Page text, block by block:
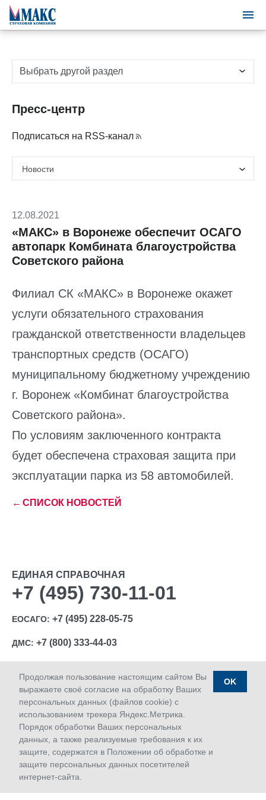
Пресс-центр
Подписаться на RSS-канал
12.08.2021
«МАКС» в Воронеже обеспечит ОСАГО
автопарк Комбината благоустройства
Советского района
Филиал СК «МАКС» в Воронеже окажет
услуги обязательного страхования
гражданской ответственности владельцев
транспортных средств (ОСАГО)
муниципальному бюджетному учреждению
г. Воронеж «Комбинат благоустройства
Советского района».
По условиям заключенного контракта
будет обеспечена страховая защита при
эксплуатации парка из 58 автомобилей.
← СПИСОК НОВОСТЕЙ
Выбрать другой раздел
Продолжая пользование настоящим сайтом Вы
выражаете своё согласие на обработку Ваших
персональных данных (файлов cookie) с
использованием трекера Яндекс.Метрика.
Порядок обработки Ваших персональных
данных, а также реализуемые требования к их
защите, содержатся в Положении об обработке и
защите персональных данных посетителей
интернет-сайта.
OK
Сервисы
ЕДИНАЯ СПРАВОЧНАЯ
+7 (495) 730-11-01
ЕОСАГО: +7 (495) 228-05-75
ДМС: +7 (800) 333-44-03
Ⓒ 1992-2026 АО «МАКС»
Лицензии Банка России: ОС № 1427-03, ОС № 1427-04,
ОС № 1427-05, СЛ № 1427, СИ № 1427, ПС № 1427 от
18.06.2018 г.; ОС № 1427-02 от 28.11.2019 г.
Дата последнего изменения сайта 09.08.2026 09:10